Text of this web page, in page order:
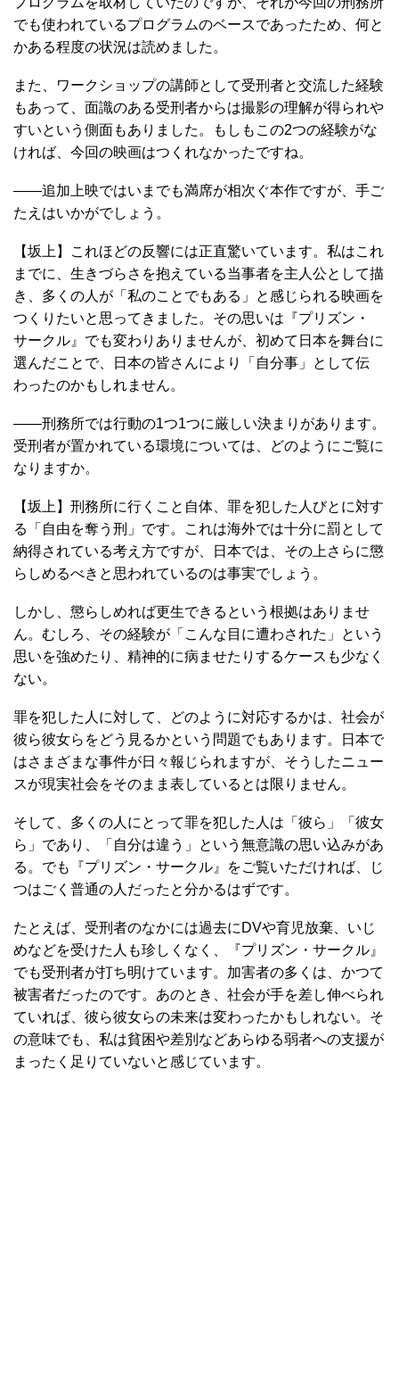
でも使われているプログラムのベースであったため、何と
かある程度の状況は読めました。
また、ワークショップの講師として受刑者と交流した経験
もあって、面識のある受刑者からは撮影の理解が得られや
すいという側面もありました。もしもこの2つの経験がな
ければ、今回の映画はつくれなかったですね。
――追加上映ではいまでも満席が相次ぐ本作ですが、手ご
たえはいかがでしょう。
【坂上】これほどの反響には正直驚いています。私はこれ
までに、生きづらさを抱えている当事者を主人公として描
き、多くの人が「私のことでもある」と感じられる映画を
つくりたいと思ってきました。その思いは『プリズン・
サークル』でも変わりありませんが、初めて日本を舞台に
選んだことで、日本の皆さんにより「自分事」として伝
わったのかもしれません。
――刑務所では行動の1つ1つに厳しい決まりがあります。
受刑者が置かれている環境については、どのようにご覧に
なりますか。
【坂上】刑務所に行くこと自体、罪を犯した人びとに対す
る「自由を奪う刑」です。これは海外では十分に罰として
納得されている考え方ですが、日本では、その上さらに懲
らしめるべきと思われているのは事実でしょう。
しかし、懲らしめれば更生できるという根拠はありませ
ん。むしろ、その経験が「こんな目に遭わされた」という
思いを強めたり、精神的に病ませたりするケースも少なく
ない。
罪を犯した人に対して、どのように対応するかは、社会が
彼ら彼女らをどう見るかという問題でもあります。日本で
はさまざまな事件が日々報じられますが、そうしたニュー
スが現実社会をそのまま表しているとは限りません。
そして、多くの人にとって罪を犯した人は「彼ら」「彼女
ら」であり、「自分は違う」という無意識の思い込みがあ
る。でも『プリズン・サークル』をご覧いただければ、じ
つはごく普通の人だったと分かるはずです。
たとえば、受刑者のなかには過去にDVや育児放棄、いじ
めなどを受けた人も珍しくなく、『プリズン・サークル』
でも受刑者が打ち明けています。加害者の多くは、かつて
被害者だったのです。あのとき、社会が手を差し伸べられ
ていれば、彼ら彼女らの未来は変わったかもしれない。そ
の意味でも、私は貧困や差別などあらゆる弱者への支援が
まったく足りていないと感じています。